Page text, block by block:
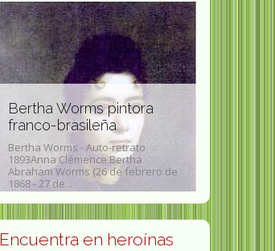
Bertha Worms pintora
franco-brasileña
Bertha Worms - Auto-retrato
1893Anna Clémence Bertha
Abraham Worms (26 de febrero de
1868 - 27 de...
Encuentra en heroínas